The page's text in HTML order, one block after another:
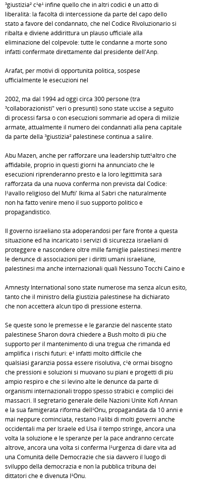
³giustizia² c¹e¹ infine quello che in altri codici è un atto di
liberalità: la facoltà di intercessione da parte del capo dello
stato a favore del condannato, che nel Codice Rivoluzionario si
ribalta e diviene addirittura un plauso ufficiale alla
eliminazione del colpevole: tutte le condanne a morte sono
infatti confermate direttamente dal presidente dell'Anp.
Arafat, per motivi di opportunità politica, sospese
ufficialmente le esecuzioni nel
2002, ma dal 1994 ad oggi circa 300 persone (tra
³collaborazionisti" veri o presunti) sono state uccise a seguito
di processi farsa o con esecuzioni sommarie ad opera di milizie
armate, attualmente il numero dei condannati alla pena capitale
da parte della ³giustizia² palestinese continua a salire.
Abu Mazen, anche per rafforzare una leadership tutt¹altro che
affidabile, proprio in questi giorni ha annunciato che le
esecuzioni riprenderanno presto e la loro legittimità sarà
rafforzata da una nuova conferma non prevista dal Codice:
l¹avallo religioso del Mufti' Ikima al Sabri che naturalmente
non ha fatto venire meno il suo supporto politico e
propagandistico.
Il governo israeliano sta adoperandosi per fare fronte a questa
situazione ed ha incaricato i servizi di sicurezza israeliani di
proteggere e nascondere oltre mille famiglie palestinesi mentre
le denunce di associazioni per i diritti umani israeliane,
palestinesi ma anche internazionali quali Nessuno Tocchi Caino e
Amnesty International sono state numerose ma senza alcun esito,
tanto che il ministro della giustizia palestinese ha dichiarato
che non accetterà alcun tipo di pressione esterna.
Se queste sono le premesse e le garanzie del nascente stato
palestinese Sharon dovrà chiedere a Bush molto di più che
supporto per il mantenimento di una tregua che rimanda ed
amplifica i rischi futuri: e¹ infatti molto difficile che
qualsiasi garanzia possa essere risolutiva, c¹è ormai bisogno
che pressioni e soluzioni si muovano su piani e progetti di più
ampio respiro e che si levino alte le denunce da parte di
organismi internazionali troppo spesso strabici e complici dei
massacri. Il segretario generale delle Nazioni Unite Kofi Annan
e la sua famigerata riforma dell¹Onu, propagandata da 10 anni e
mai neppure cominciata, restano l¹alibi di molti governi anche
occidentali ma per Israele ed Usa il tempo stringe, ancora una
volta la soluzione e le speranze per la pace andranno cercate
altrove, ancora una volta si conferma l¹urgenza di dare vita ad
una Comunità delle Democrazie che sia davvero il luogo di
sviluppo della democrazia e non la pubblica tribuna dei
dittatori che è divenuta l¹Onu.